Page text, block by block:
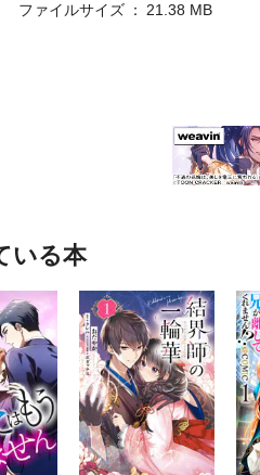
ファイルサイズ
21.38 MB
いる本